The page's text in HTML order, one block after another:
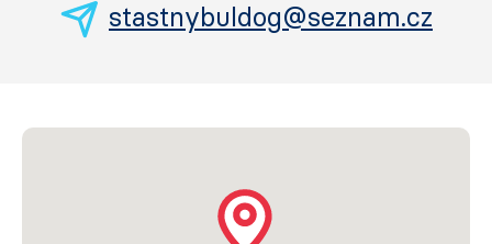
stastnybuldog@seznam.cz